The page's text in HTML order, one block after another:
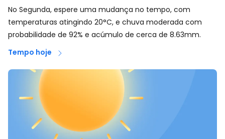
No Segunda, espere uma mudança no tempo, com
temperaturas atingindo 20°C, e chuva moderada com
probabilidade de 92% e acúmulo de cerca de 8.63mm.
Tempo hoje